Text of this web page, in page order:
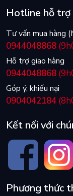
Hotline hỗ trợ
Tư vấn mua hàng
0944048868
Hỗ trợ giao hàng
0944048868
Góp ý, khiếu nại
0904042184
Kết nối với
Phương thức